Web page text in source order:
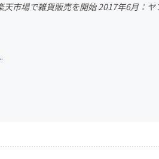
フード・飲食店
machi-ya コミュニティ
天市場で雑貨販売を開始 2017年6月：